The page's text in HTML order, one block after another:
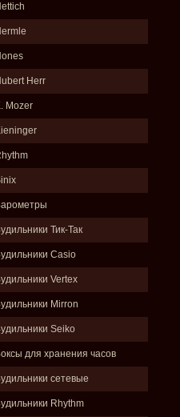
Herr
Mozer
Тик-Так
Casio
Vertex
Mirron
Seiko
для хранения часов
сетевые
Rhythm